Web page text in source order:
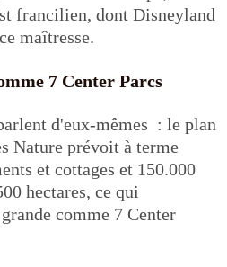
francilien, dont Disneyland
maîtresse.
7 Center Parcs
d'eux-mêmes : le plan
Nature prévoit à terme
et cottages et 150.000
hectares, ce qui
comme 7 Center